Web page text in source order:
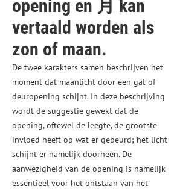
opening en 月 kan
vertaald worden als
zon of maan.
De twee karakters samen beschrijven het
moment dat maanlicht door een gat of
deuropening schijnt. In deze beschrijving
wordt de suggestie gewekt dat de
opening, oftewel de leegte, de grootste
invloed heeft op wat er gebeurd; het licht
schijnt er namelijk doorheen. De
aanwezigheid van de opening is namelijk
essentieel voor het ontstaan van het